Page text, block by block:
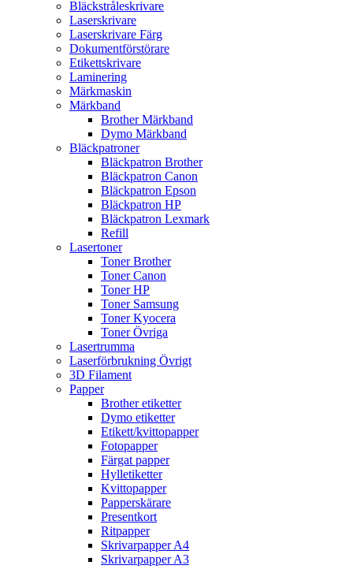
Bläckstråleskrivare
Laserskrivare
Laserskrivare Färg
Dokumentförstörare
Etikettskrivare
Laminering
Märkmaskin
Märkband
Brother Märkband
Dymo Märkband
Bläckpatroner
Bläckpatron Brother
Bläckpatron Canon
Bläckpatron Epson
Bläckpatron HP
Bläckpatron Lexmark
Refill
Lasertoner
Toner Brother
Toner Canon
Toner HP
Toner Samsung
Toner Kyocera
Toner Övriga
Lasertrumma
Laserförbrukning Övrigt
3D Filament
Papper
Brother etiketter
Dymo etiketter
Etikett/kvittopapper
Fotopapper
Färgat papper
Hylletiketter
Kvittopapper
Papperskärare
Presentkort
Ritpapper
Skrivarpapper A4
Skrivarpapper A3